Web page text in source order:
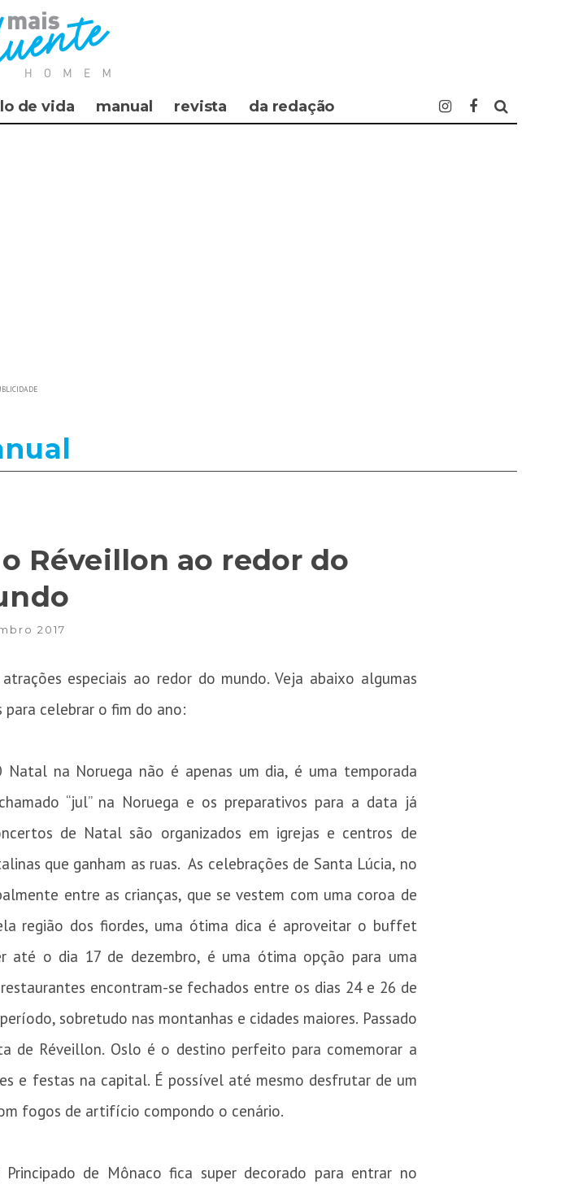
de vida manual revista da redação
Réveillon ao redor do
2017
especiais ao redor do mundo. Veja abaixo algumas
celebrar o fim do ano:
Natal na Noruega não é apenas um dia, é uma temporada
“jul” na Noruega e os preparativos para a data já
de Natal são organizados em igrejas e centros de
que ganham as ruas. As celebrações de Santa Lúcia, no
entre as crianças, que se vestem com uma coroa de
região dos fiordes, uma ótima dica é aproveitar o buffet
até o dia 17 de dezembro, é uma ótima opção para uma
encontram-se fechados entre os dias 24 e 26 de
sobretudo nas montanhas e cidades maiores. Passado
de Réveillon. Oslo é o destino perfeito para comemorar a
e festas na capital. É possível até mesmo desfrutar de um
fogos de artifício compondo o cenário.
Principado de Mônaco fica super decorado para entrar no